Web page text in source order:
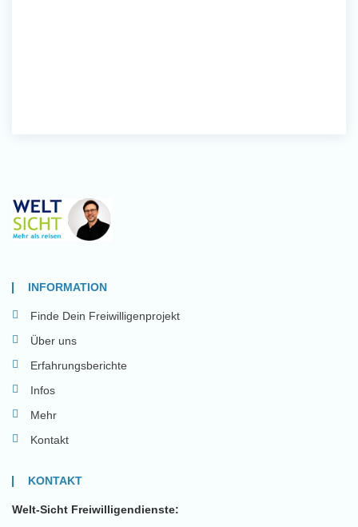
INFORMATION
Finde Dein Freiwilligenprojekt
Über uns
Erfahrungsberichte
Infos
Mehr
Kontakt
KONTAKT
Welt-Sicht Freiwilligendienste: